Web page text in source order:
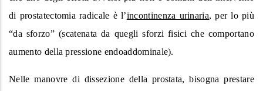
di prostatectomia radicale è l’incontinenza urinaria, per lo più
“da sforzo” (scatenata da quegli sforzi fisici che comportano
aumento della pressione endoaddominale).
Nelle manovre di dissezione della prostata, bisogna prestare